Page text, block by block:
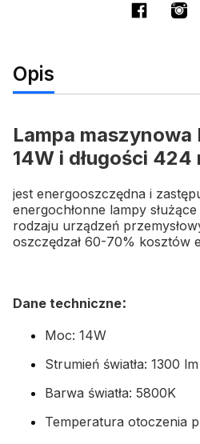
Opis
Lampa maszynowa
14W i długości 424
jest energooszczędna i
energochłonne lampy
rodzaju urządzeń
oszczędzał 60-70% kosztów
Dane techniczne:
Moc: 14W
Strumień światła: 1300 lm
Barwa światła: 5800K
Temperatura otoczenia